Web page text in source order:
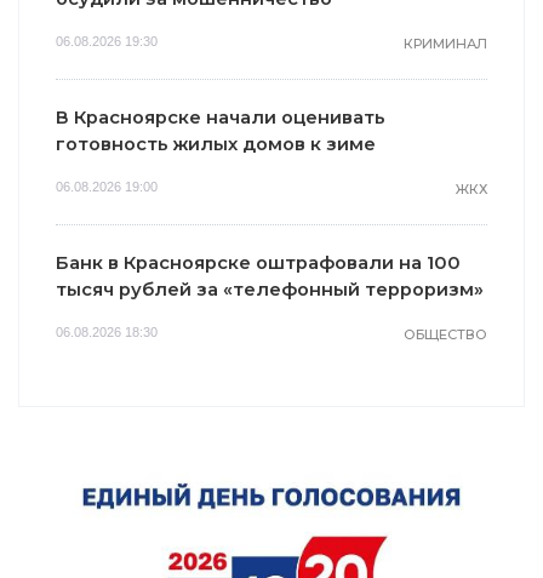
06.08.2026 19:30 КРИМИНАЛ
В Красноярске начали оценивать
готовность жилых домов к зиме
06.08.2026 19:00 ЖКХ
Банк в Красноярске оштрафовали на 100
тысяч рублей за «телефонный терроризм»
06.08.2026 18:30 ОБЩЕСТВО